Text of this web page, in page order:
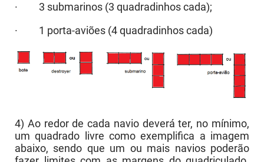
· 3 submarinos (3 quadradinhos cada);
· 1 porta-aviões (4 quadradinhos cada)
4) Ao redor de cada navio deverá ter, no mínimo,
um quadrado livre como exemplifica a imagem
abaixo, sendo que um ou mais navios poderão